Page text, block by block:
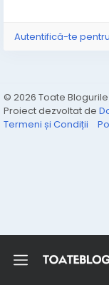
Autentifică-te
© 2026 Toate Blogurile
Proiect dezvoltat de
Termeni și Condiții